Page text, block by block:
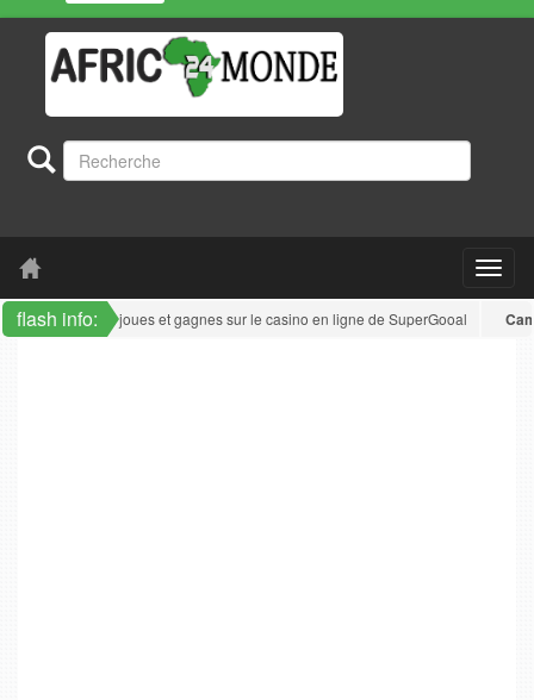
flash info:
Joker Poker : joues et gagnes sur le casino en ligne de SuperGooal